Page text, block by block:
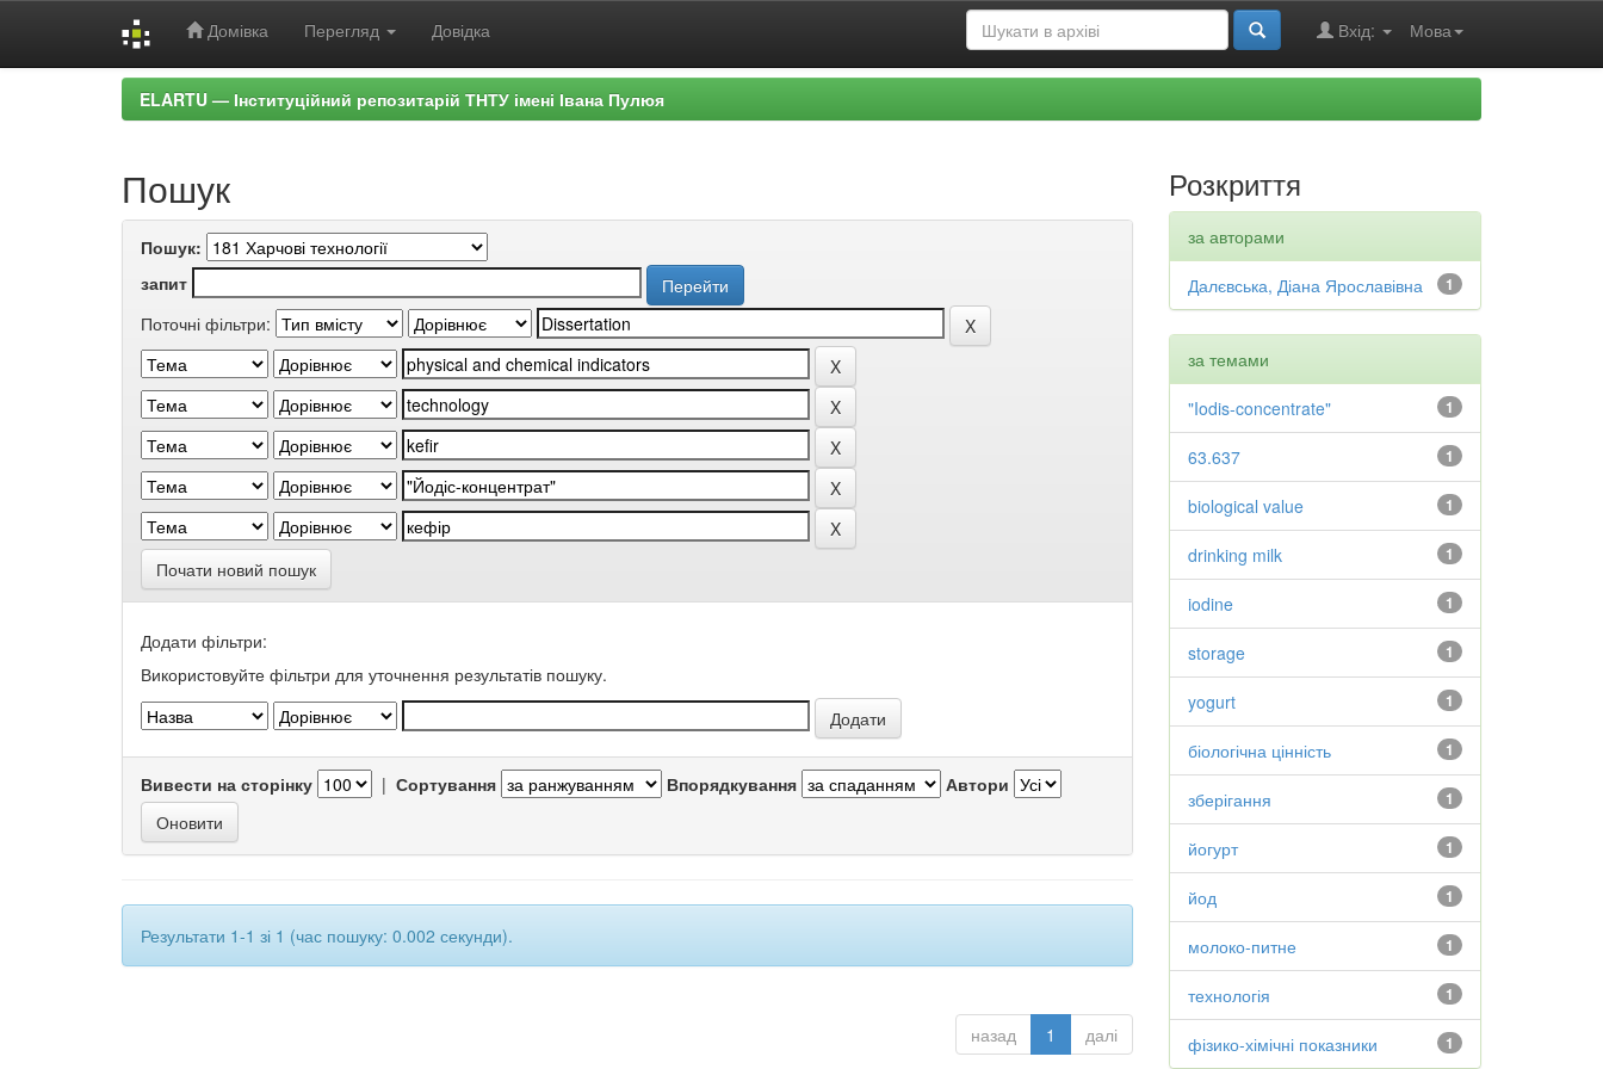
Домівка Перегляд Довідка Мова
Вхід:
ELARTU — Інституційний репозитарій ТНТУ імені Івана Пулюя
Пошук
Пошук:
запит
Поточні фільтри:
Почати новий пошук
Додати фільтри:
Використовуйте фільтри для уточнення результатів пошуку.
Вивести на сторінку | Сортування Впорядкування Автори
Результати 1-1 зі 1 (час пошуку: 0.002 секунди).
назад 1 далі
Розкриття
за авторами
1
Далєвська, Діана Ярославівна
за темами
1
"Iodis-concentrate"
1
63.637
1
biological value
1
drinking milk
1
iodine
1
storage
1
yogurt
1
біологічна цінність
1
зберігання
1
йогурт
1
йод
1
молоко-питне
1
технологія
1
фізико-хімічні показники